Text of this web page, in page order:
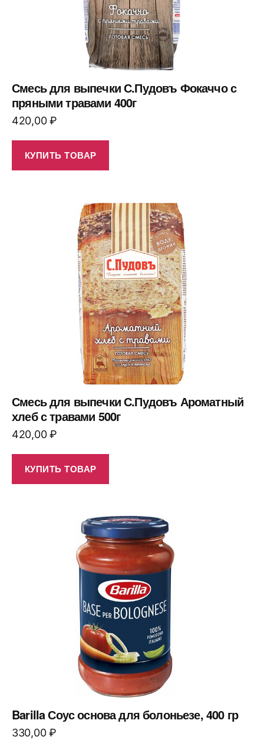
Смесь для выпечки С.Пудовъ Фокаччо с
пряными травами 400г
420,00₽
КУПИТЬ ТОВАР
Смесь для выпечки С.Пудовъ Ароматный
хлеб с травами 500г
420,00₽
КУПИТЬ ТОВАР
Barilla Соус основа для болоньезе, 400 гр
330,00₽